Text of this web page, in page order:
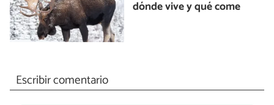
dónde vive y qué come
Escribir comentario